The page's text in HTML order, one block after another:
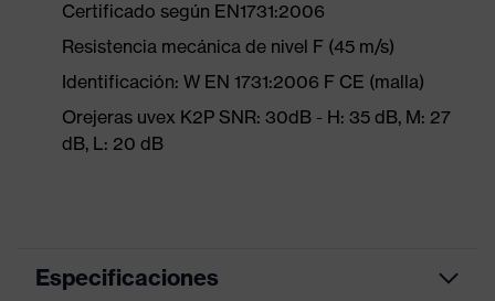
Certificado según EN1731:2006
Resistencia mecánica de nivel F (45 m/s)
Identificación: W EN 1731:2006 F CE (malla)
Orejeras uvex K2P SNR: 30dB - H: 35 dB, M: 27
dB, L: 20 dB
Especificaciones